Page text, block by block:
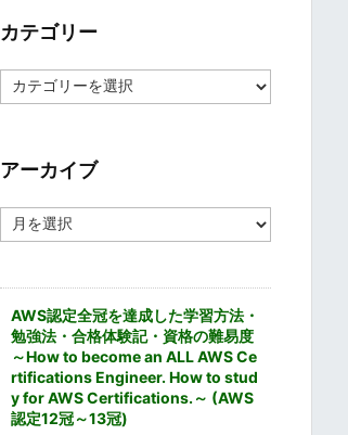
カテゴリー
テ
ー
アーカイブ
ー
AWS認定全冠を達成した学習方法・
勉強法・合格体験記・資格の難易度
～How to become an ALL AWS Ce
rtifications Engineer. How to stud
y for AWS Certifications.～ (AWS
認定12冠～13冠)